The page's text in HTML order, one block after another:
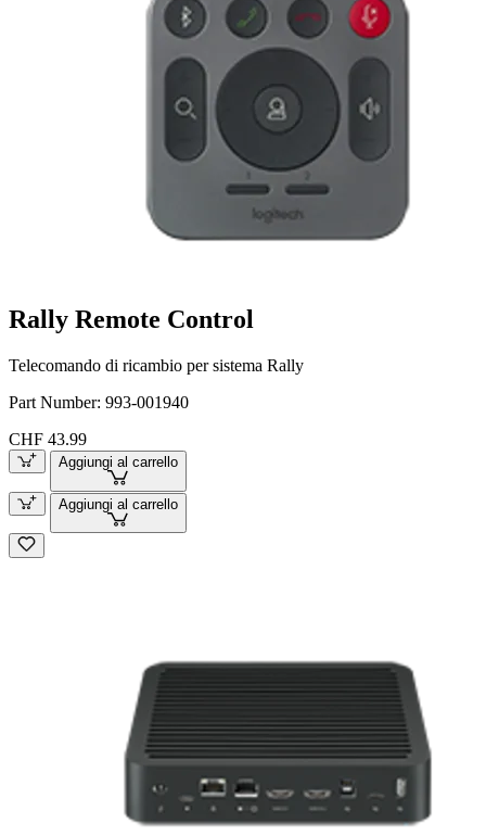
Rally Remote Control
Telecomando di ricambio per sistema Rally
Part Number: 993-001940
CHF 43.99
Aggiungi al carrello
Aggiungi al carrello